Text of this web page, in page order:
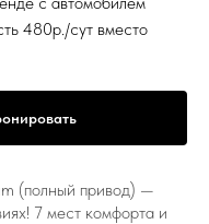
480р./сут вместо
(полный привод) —
7 мест комфорта и